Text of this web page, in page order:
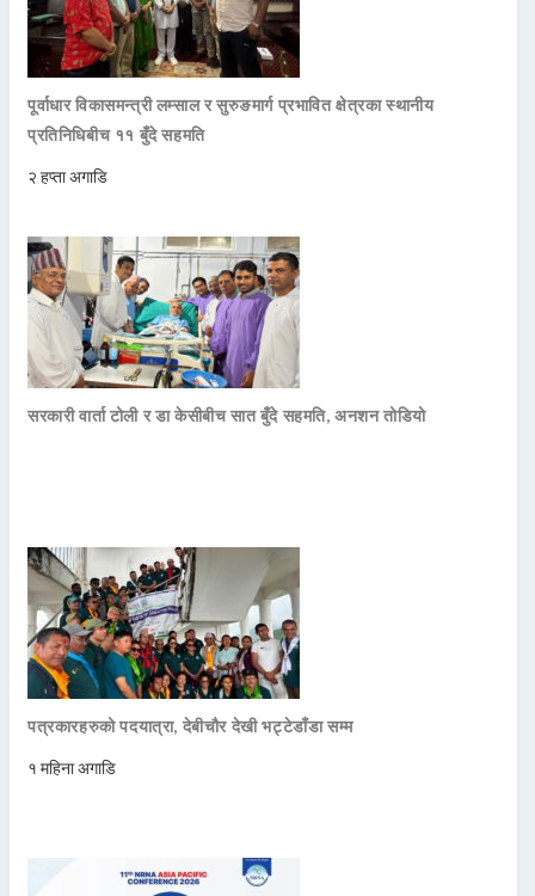
पूर्वाधार विकासमन्त्री लम्साल र सुरुङमार्ग प्रभावित क्षेत्रका स्थानीय
प्रतिनिधिबीच ११ बुँदे सहमति
२ हप्ता अगाडि
सरकारी वार्ता टोली र डा केसीबीच सात बुँदे सहमति, अनशन तोडियो
पत्रकारहरुको पदयात्रा, देबीचौर देखी भट्टेडाँडा सम्म
१ महिना अगाडि